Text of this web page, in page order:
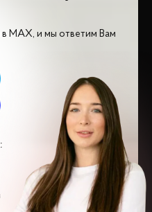
MAX, и мы ответим Вам